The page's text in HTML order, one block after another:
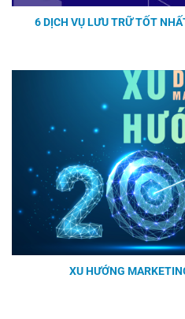
6 DỊCH VỤ LƯU TRỮ TỐT
XU HƯỚNG